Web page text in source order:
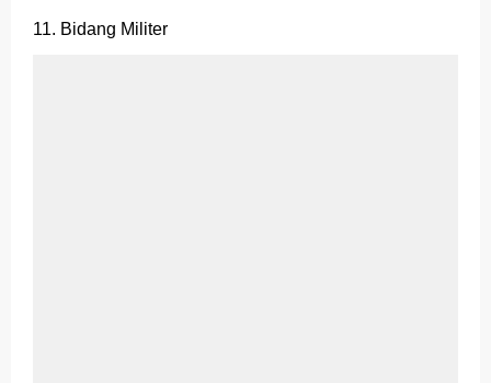
11. Bidang Militer